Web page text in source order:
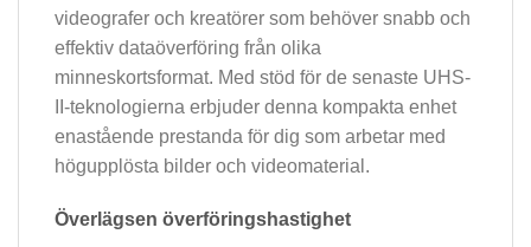
videografer och kreatörer som behöver snabb och
effektiv dataöverföring från olika
minneskortsformat. Med stöd för de senaste UHS-
II-teknologierna erbjuder denna kompakta enhet
enastående prestanda för dig som arbetar med
högupplösta bilder och videomaterial.
Överlägsen överföringshastighet